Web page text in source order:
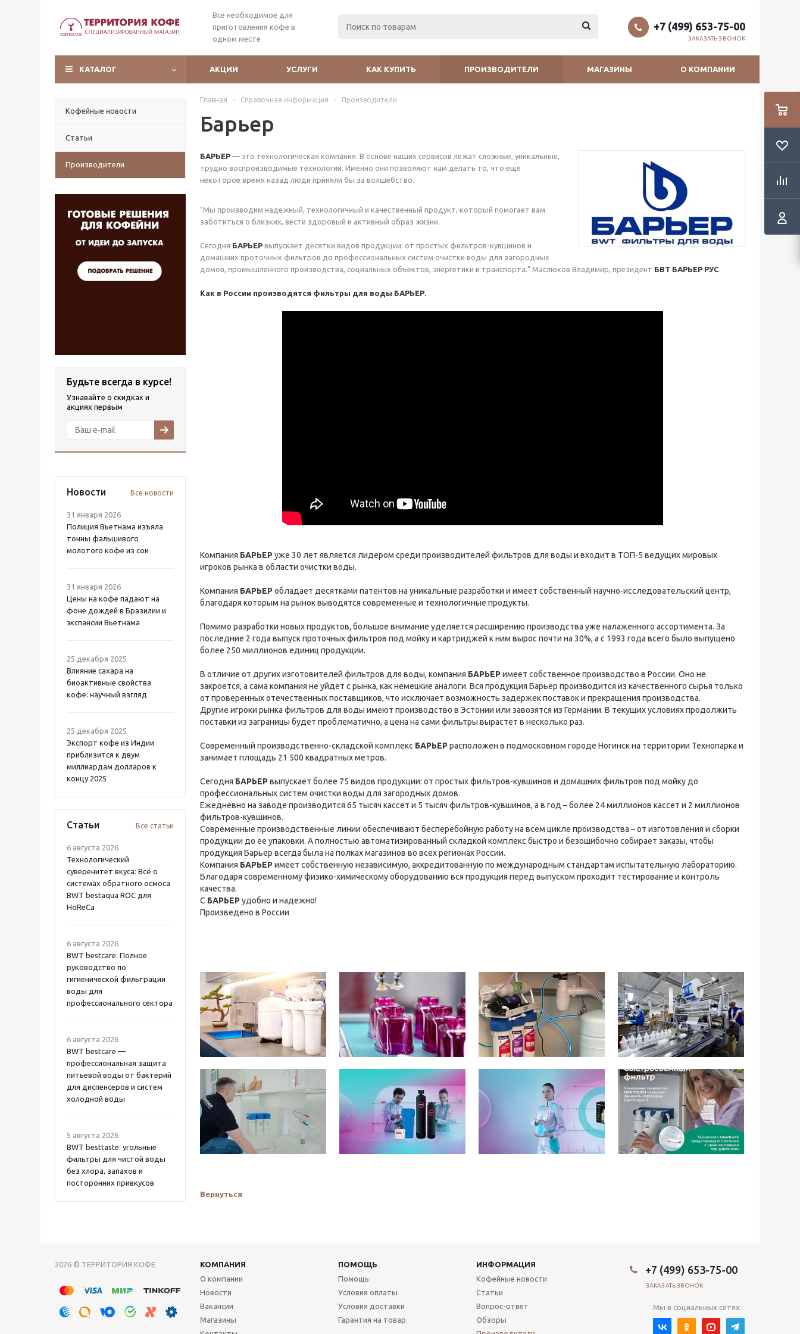
Все необходимое для
приготовления кофе в
одном месте
+7 (499) 653-75-00
ЗАКАЗАТЬ ЗВОНОК
КАТАЛОГ АКЦИИ УСЛУГИ КАК КУПИТЬ ПРОИЗВОДИТЕЛИ МАГАЗИНЫ О КОМПАНИИ
Кофейные новости
Статьи
Производители
Будьте всегда в курсе!
Узнавайте о скидках и
акциях первым
Новости Все новости
31 января 2026
Полиция Вьетнама изъяла
тонны фальшивого
молотого кофе из сои
31 января 2026
Цены на кофе падают на
фоне дождей в Бразилии и
экспансии Вьетнама
25 декабря 2025
Влияние сахара на
биоактивные свойства
кофе: научный взгляд
25 декабря 2025
Экспорт кофе из Индии
приблизится к двум
миллиардам долларов к
концу 2025
Статьи Все статьи
6 августа 2026
Технологический
суверенитет вкуса: Всё о
системах обратного осмоса
BWT bestaqua ROC для
HoReCa
6 августа 2026
BWT bestcare: Полное
руководство по
гигиенической фильтрации
воды для
профессионального сектора
6 августа 2026
BWT bestcare —
профессиональная защита
питьевой воды от бактерий
для диспенсеров и систем
холодной воды
5 августа 2026
BWT besttaste: угольные
фильтры для чистой воды
без хлора, запахов и
посторонних привкусов
Главная - Справочная информация - Производители
Барьер
БАРЬЕР — это технологическая компания. В основе наших сервисов лежат сложные, уникальные,
трудно воспроизводимые технологии. Именно они позволяют нам делать то, что еще
некоторое время назад люди приняли бы за волшебство.
"Мы производим надежный, технологичный и качественный продукт, который помогает вам
заботиться о близких, вести здоровый и активный образ жизни.
Сегодня БАРЬЕР выпускает десятки видов продукции: от простых фильтров-кувшинов и
домашних проточных фильтров до профессиональных систем очистки воды для загородных
домов, промышленного производства, социальных объектов, энергетики и транспорта." Маслюков Владимир, президент БВТ БАРЬЕР РУС.
Как в России производятся фильтры для воды БАРЬЕР.
Компания БАРЬЕР уже 30 лет является лидером среди производителей фильтров для воды и входит в ТОП-5 ведущих мировых
игроков рынка в области очистки воды.
Компания БАРЬЕР обладает десятками патентов на уникальные разработки и имеет собственный научно-исследовательский центр,
благодаря которым на рынок выводятся современные и технологичные продукты.
Помимо разработки новых продуктов, большое внимание уделяется расширению производства уже налаженного ассортимента. За
последние 2 года выпуск проточных фильтров под мойку и картриджей к ним вырос почти на 30%, а с 1993 года всего было выпущено
более 250 миллионов единиц продукции.
В отличие от других изготовителей фильтров для воды, компания БАРЬЕР имеет собственное производство в России. Оно не
закроется, а сама компания не уйдет с рынка, как немецкие аналоги. Вся продукция Барьер производится из качественного сырья только
от проверенных отечественных поставщиков, что исключает возможность задержек поставок и прекращения производства.
Другие игроки рынка фильтров для воды имеют производство в Эстонии или завозятся из Германии. В текущих условиях продолжить
поставки из заграницы будет проблематично, а цена на сами фильтры вырастет в несколько раз.
Современный производственно-складской комплекс БАРЬЕР расположен в подмосковном городе Ногинск на территории Технопарка и
занимает площадь 21 500 квадратных метров.
Сегодня БАРЬЕР выпускает более 75 видов продукции: от простых фильтров-кувшинов и домашних фильтров под мойку до
профессиональных систем очистки воды для загородных домов.
Ежедневно на заводе производится 65 тысяч кассет и 5 тысяч фильтров-кувшинов, а в год – более 24 миллионов кассет и 2 миллионов
фильтров-кувшинов.
Современные производственные линии обеспечивают бесперебойную работу на всем цикле производства – от изготовления и сборки
продукции до ее упаковки. А полностью автоматизированный складкой комплекс быстро и безошибочно собирает заказы, чтобы
продукция Барьер всегда была на полках магазинов во всех регионах России.
Компания БАРЬЕР имеет собственную независимую, аккредитованную по международным стандартам испытательную лабораторию.
Благодаря современному физико-химическому оборудованию вся продукция перед выпуском проходит тестирование и контроль
качества.
С БАРЬЕР удобно и надежно!
Произведено в России
Вернуться
2026 © ТЕРРИТОРИЯ КОФЕ КОМПАНИЯ ПОМОЩЬ
ИНФОРМАЦИЯ
О компании
Новости
Вакансии
Магазины
Помощь
Условия оплаты
Условия доставки
Гарантия на товар
Кофейные новости
Статьи
Вопрос-ответ
Обзоры
+7 (499) 653-75-00
ЗАКАЗАТЬ ЗВОНОК
Мы в социальных сетях: